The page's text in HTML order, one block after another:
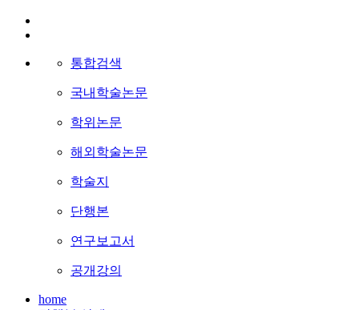
통합검색
국내학술논문
학위논문
해외학술논문
학술지
단행본
연구보고서
공개강의
home